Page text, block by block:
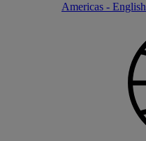
Americas - English